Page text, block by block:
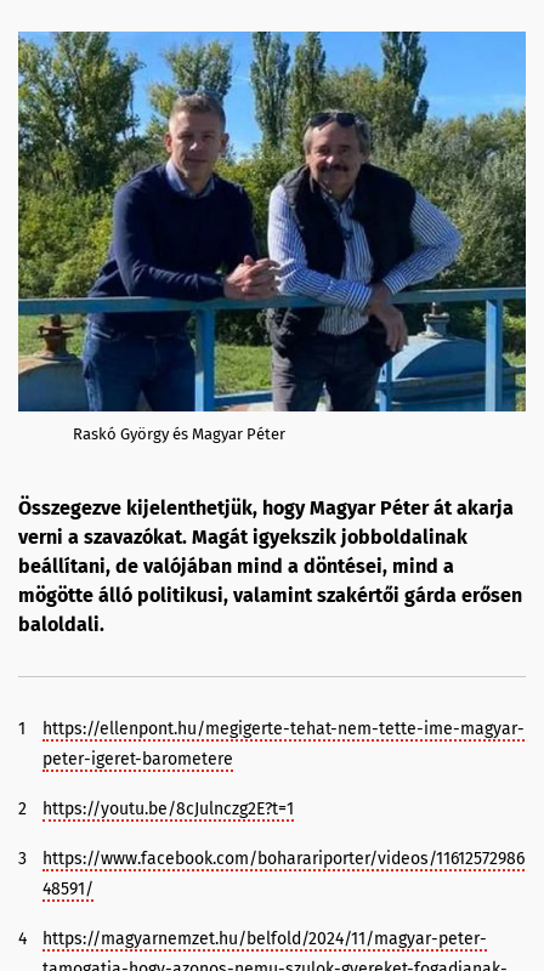
Raskó György és Magyar Péter
Összegezve kijelenthetjük, hogy Magyar Péter át akarja
verni a szavazókat. Magát igyekszik jobboldalinak
beállítani, de valójában mind a döntései, mind a
mögötte álló politikusi, valamint szakértői gárda erősen
baloldali.
1
https://ellenpont.hu/megigerte-tehat-nem-tette-ime-magyar-
peter-igeret-barometere
2 https://youtu.be/8cJulnczg2E?t=1
3
https://www.facebook.com/boharariporter/videos/11612572986
48591/
4
https://magyarnemzet.hu/belfold/2024/11/magyar-peter-